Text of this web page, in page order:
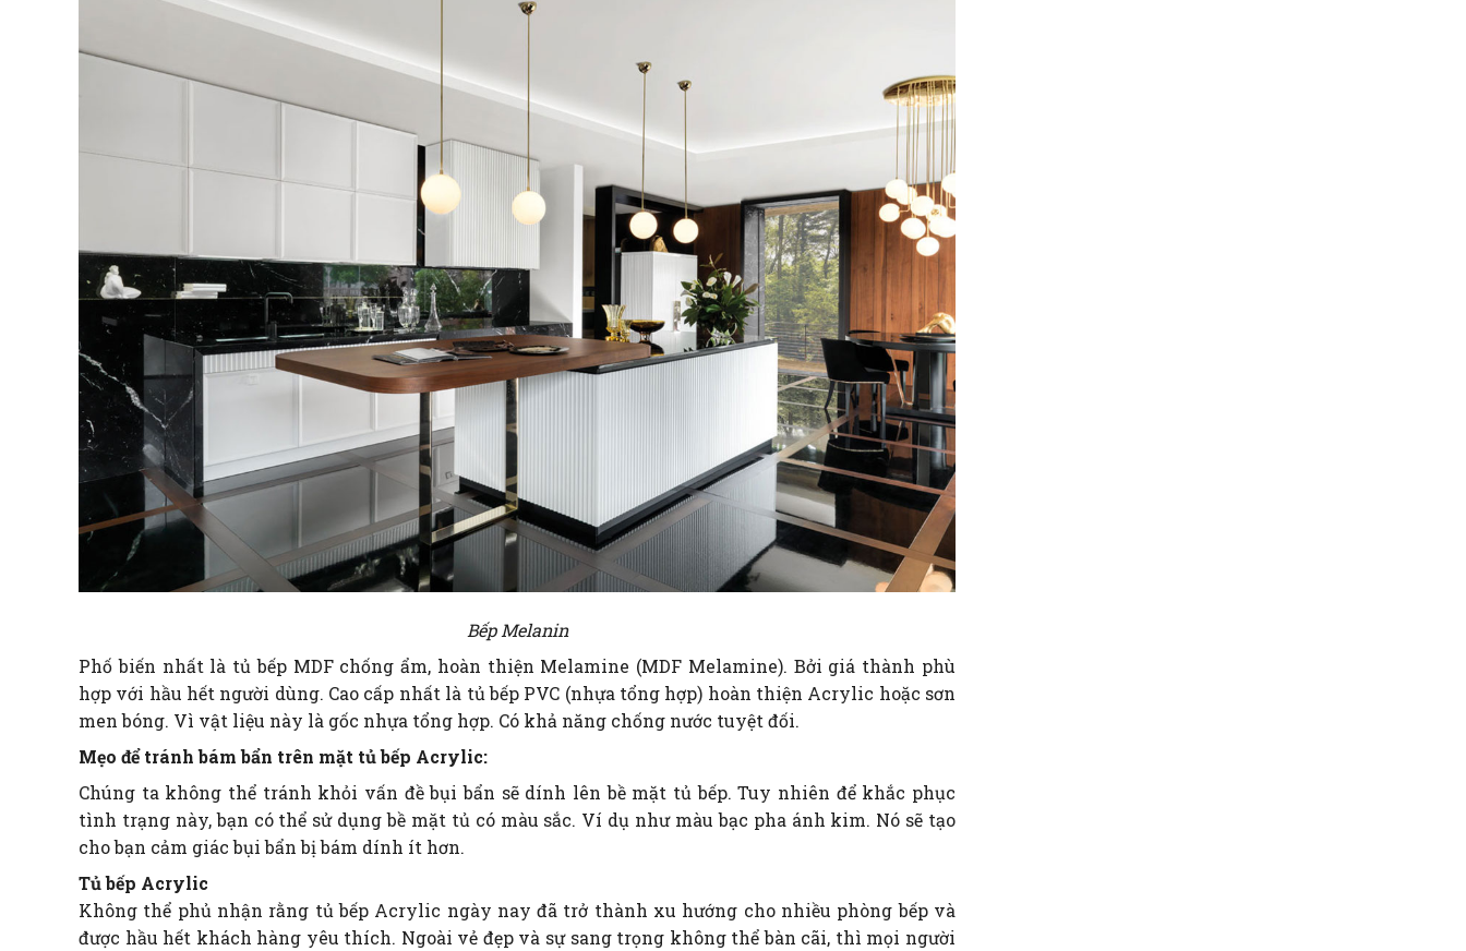
Bếp Melanin
Phố biến nhất là tủ bếp MDF chống ẩm, hoàn thiện Melamine (MDF Melamine). Bởi giá thành phù
hợp với hầu hết người dùng. Cao cấp nhất là tủ bếp PVC (nhựa tổng hợp) hoàn thiện Acrylic hoặc sơn
men bóng. Vì vật liệu này là gốc nhựa tổng hợp. Có khả năng chống nước tuyệt đối.
Mẹo để tránh bám bẩn trên mặt tủ bếp Acrylic:
Chúng ta không thể tránh khỏi vấn đề bụi bẩn sẽ dính lên bề mặt tủ bếp. Tuy nhiên để khắc phục
tình trạng này, bạn có thể sử dụng bề mặt tủ có màu sắc. Ví dụ như màu bạc pha ánh kim. Nó sẽ tạo
cho bạn cảm giác bụi bẩn bị bám dính ít hơn.
Tủ bếp Acrylic
Không thể phủ nhận rằng tủ bếp Acrylic ngày nay đã trở thành xu hướng cho nhiều phòng bếp và
được hầu hết khách hàng yêu thích. Ngoài vẻ đẹp và sự sang trọng không thể bàn cãi, thì mọi người